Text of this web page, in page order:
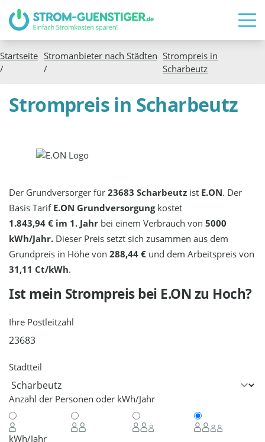
Startseite
/
Stromanbieter nach Städten
/
Strompreis in
Scharbeutz
Strompreis in Scharbeutz
Der Grundversorger für23683 Scharbeutz ist E.ON. Der
Basis Tarif E.ON Grundversorgungkostet
1.843,94 € im 1. Jahr bei einem Verbrauch von5000
kWh/Jahr. Dieser Preis setzt sich zusammen aus dem
Grundpreis in Höhe von288,44 € und dem Arbeitspreis von
31,11 Ct/kWh.
Ist mein Strompreis bei E.ONzu Hoch?
Ihre Postleitzahl
Stadtteil
Anzahl der Personen oder kWh/Jahr
kWh/Jahr